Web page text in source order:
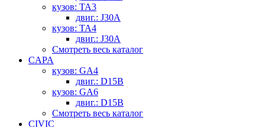
кузов: TA3
двиг.: J30A
кузов: TA4
двиг.: J30A
Смотреть весь каталог
CAPA
кузов: GA4
двиг.: D15B
кузов: GA6
двиг.: D15B
Смотреть весь каталог
CIVIC